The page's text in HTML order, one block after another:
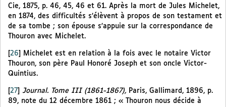
Cie, 1875, p. 46, 45, 46 et 61. Après la mort de Jules Michelet,
en 1874, des difficultés s’élèvent à propos de son testament et
de sa tombe ; son épouse s’appuie sur la correspondance de
Thouron avec Michelet.
26
Michelet est en relation à la fois avec le notaire Victor
Thouron, son père Paul Honoré Joseph et son oncle Victor-
Quintius.
[27] Journal. Tome III (1861-1867), Paris, Gallimard, 1896, p.
89, note du 12 décembre 1861 ; « Thouron nous décide à